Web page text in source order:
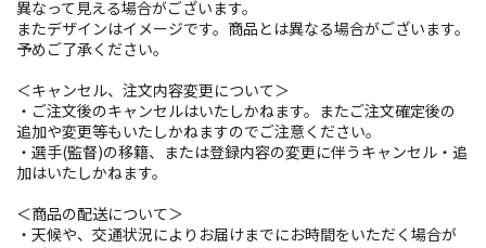
異なって見える場合がございます。
またデザインはイメージです。商品とは異なる場合がございます。
予めご了承ください。
＜キャンセル、注文内容変更について＞
・ご注文後のキャンセルはいたしかねます。またご注文確定後の
追加や変更等もいたしかねますのでご注意ください。
・選手(監督)の移籍、または登録内容の変更に伴うキャンセル・追
加はいたしかねます。
＜商品の配送について＞
・天候や、交通状況によりお届けまでにお時間をいただく場合が